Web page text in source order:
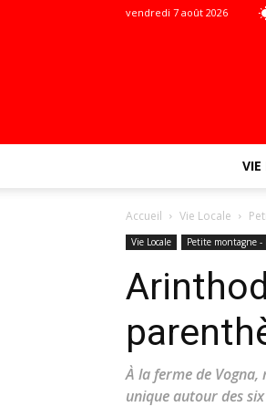
vendredi 7 août 2026
VIE
Accueil Vie Locale
Vie Locale Petite montagne -
À la ferme de
unique autour des